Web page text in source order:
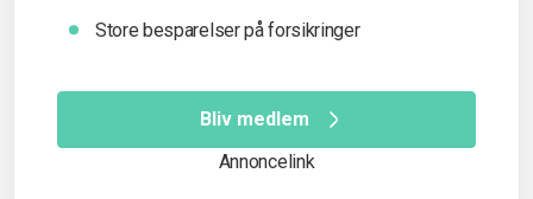
Store besparelser på forsikringer
Bliv medlem
Annoncelink